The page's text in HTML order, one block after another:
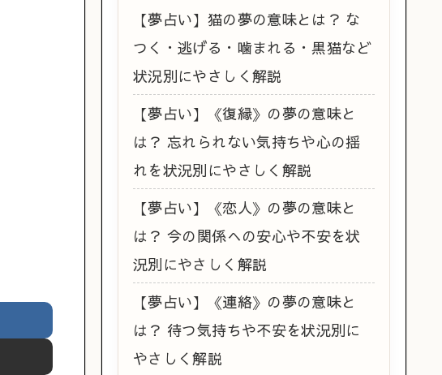
【夢占い】猫の夢の意味とは？ な
つく・逃げる・噛まれる・黒猫など
状況別にやさしく解説
【夢占い】《復縁》の夢の意味と
は？ 忘れられない気持ちや心の揺
れを状況別にやさしく解説
【夢占い】《恋人》の夢の意味と
は？ 今の関係への安心や不安を状
況別にやさしく解説
【夢占い】《連絡》の夢の意味と
は？ 待つ気持ちや不安を状況別に
やさしく解説